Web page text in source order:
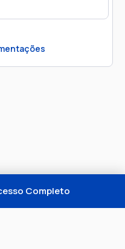
Completo